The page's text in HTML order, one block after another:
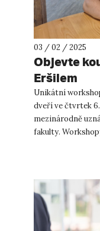
03 / 02 / 2025
Objevte
Eršilem
Unikátní
dveří ve čtvrtek
mezinárodně
fakulty.